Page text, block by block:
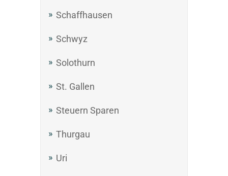
Schaffhausen
Schwyz
Solothurn
St. Gallen
Steuern Sparen
Thurgau
Uri